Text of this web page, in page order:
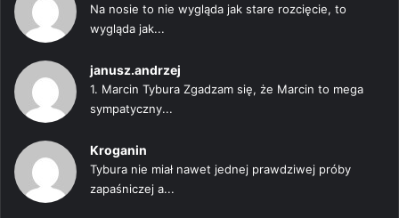
Na nosie to nie wygląda jak stare rozcięcie, to
wygląda jak...
janusz.andrzej
1. Marcin Tybura Zgadzam się, że Marcin to mega
sympatyczny...
Kroganin
Tybura nie miał nawet jednej prawdziwej próby
zapaśniczej a...